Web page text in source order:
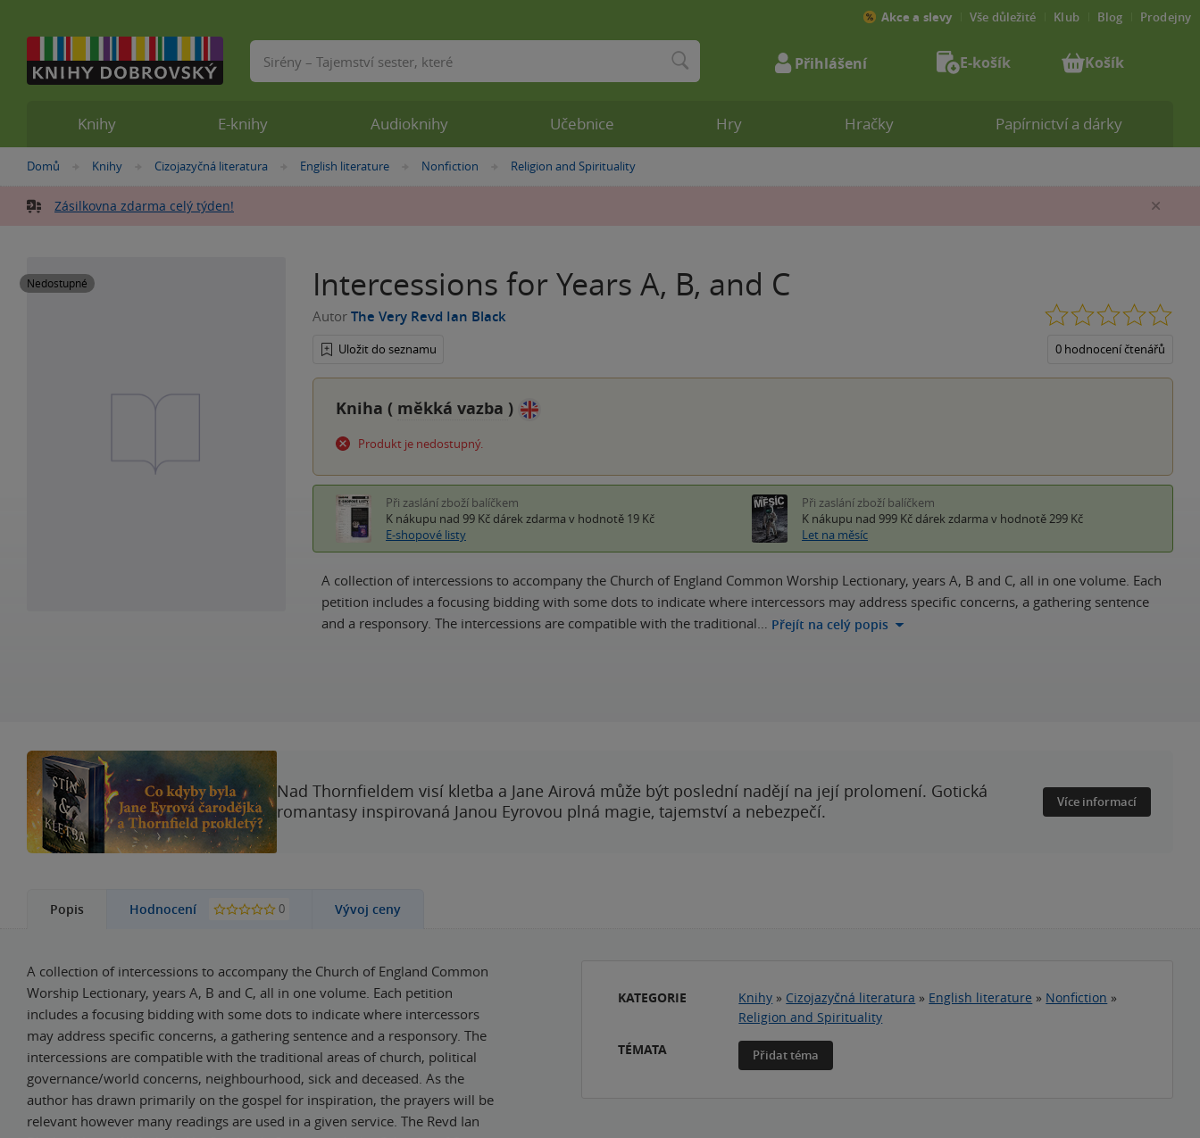
Nacházíte
zde:
Domů »
Knihy »
Cizojazyčná literatura »
English literature »
Nonfiction »
Religion and Spirituality
Zásilkovna zdarma celý týden!
Nedostupné Intercessions for Years A, B, and C
Autor The Very Revd Ian Black
Uložit do seznamu 0 hodnocení čtenářů
Kniha ( měkká vazba )
Produkt je nedostupný.
Při zaslání zboží balíčkem
K nákupu nad 99 Kč dárek zdarma v hodnotě 19 Kč
E-shopové listy
Při zaslání zboží balíčkem
K nákupu nad 999 Kč dárek zdarma v hodnotě 299 Kč
Let na měsíc
A collection of intercessions to accompany the Church of England Common Worship Lectionary, years A, B and C, all in one volume. Each
petition includes a focusing bidding with some dots to indicate where intercessors may address specific concerns, a gathering sentence
and a responsory. The intercessions are compatible with the traditional… Přejít na celý popis
Nad Thornfieldem visí kletba a Jane Airová může být poslední nadějí na její prolomení. Gotická
romantasy inspirovaná Janou Eyrovou plná magie, tajemství a nebezpečí.
Více informací
Popis Hodnocení 0 Vývoj ceny
A collection of intercessions to accompany the Church of England Common
Worship Lectionary, years A, B and C, all in one volume. Each petition
includes a focusing bidding with some dots to indicate where intercessors
may address specific concerns, a gathering sentence and a responsory. The
intercessions are compatible with the traditional areas of church, political
governance/world concerns, neighbourhood, sick and deceased. As the
author has drawn primarily on the gospel for inspiration, the prayers will be
relevant however many readings are used in a given service. The Revd Ian
KATEGORIE Knihy » Cizojazyčná literatura » English literature » Nonfiction »
Religion and Spirituality
TÉMATA
Přidat téma
Knihy E-knihy Audioknihy Učebnice Hry Hračky Papírnictví a dárky
Akce a slevy Vše důležité Klub Blog Prodejny
Vyhledávání Přihlášení E-košík Košík